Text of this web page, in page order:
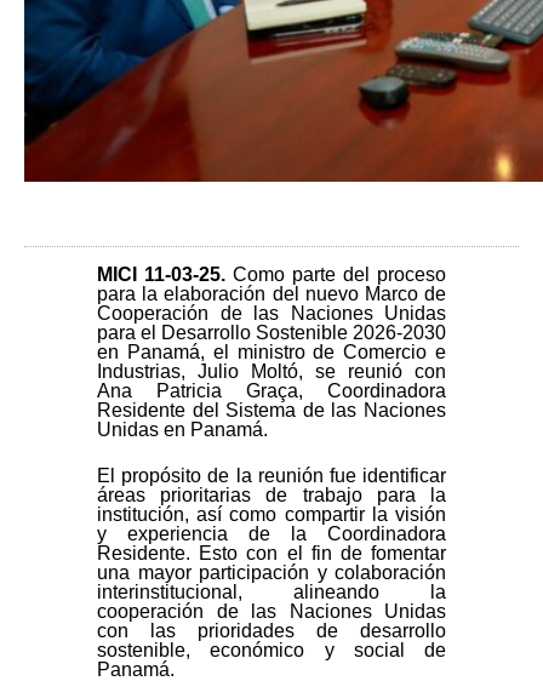
MICI 11-03-25. Como parte del proceso
para la elaboración del nuevo Marco de
Cooperación de las Naciones Unidas
para el Desarrollo Sostenible 2026-2030
en Panamá, el ministro de Comercio e
Industrias, Julio Moltó, se reunió con
Ana Patricia Graça, Coordinadora
Residente del Sistema de las Naciones
Unidas en Panamá.
El propósito de la reunión fue identificar
áreas prioritarias de trabajo para la
institución, así como compartir la visión
y experiencia de la Coordinadora
Residente. Esto con el fin de fomentar
una mayor participación y colaboración
interinstitucional, alineando la
cooperación de las Naciones Unidas
con las prioridades de desarrollo
sostenible, económico y social de
Panamá.